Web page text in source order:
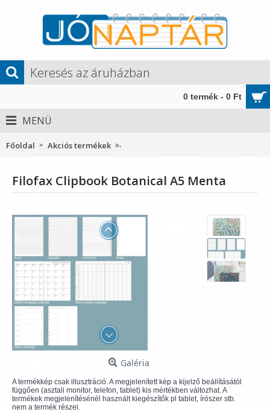
0 termék - 0 Ft
MENÜ
Főoldal Akciós termékek
Filofax Clipbook Botanical A5 Menta
Galéria
A termékkép csak illusztráció. A megjelenített kép a kijelző beállításától
függően (asztali monitor, telefon, tablet) kis mértékben változhat. A
termékek megjelenítésénél használt kiegészítők pl tablet, írószer stb.
nem a termék részei.